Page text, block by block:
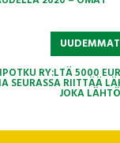
RY:LTÄ 5000
SEURASSA RIITTÄÄ
JOKA